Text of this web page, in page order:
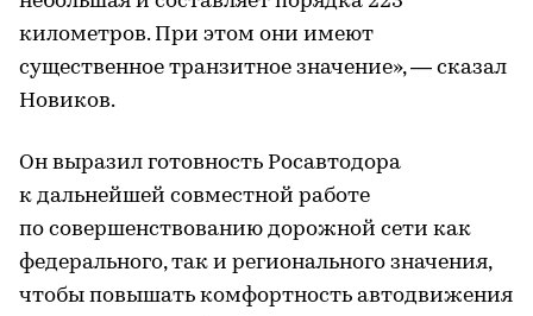
километров. При этом они имеют
существенное транзитное значение», — сказал
Новиков.
Он выразил готовность Росавтодора
к дальнейшей совместной работе
по совершенствованию дорожной сети как
федерального, так и регионального значения,
чтобы повышать комфортность автодвижения